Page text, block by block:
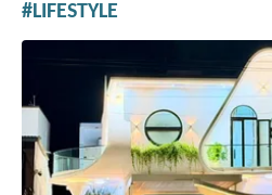
LIFESTYLE